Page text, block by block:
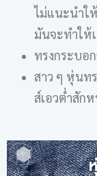
ไม่แนะนำใ
มันจะทำให้
ทรงกระบอก
สาว ๆ หุ่นท
ส์เอวต่ำสัก